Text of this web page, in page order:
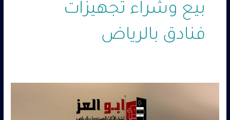
بيع وشراء تجهيزات
فنادق بالرياض